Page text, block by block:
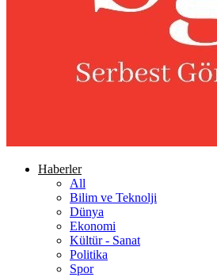
Haberler
All
Bilim ve Teknolji
Dünya
Ekonomi
Kültür - Sanat
Politika
Spor